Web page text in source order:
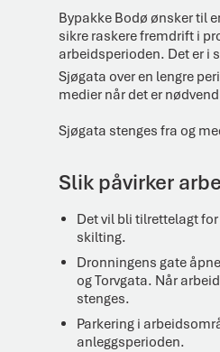
Bypakke Bodø ønsker til
sikre raskere fremdrift i
arbeidsperioden. Det er i
Sjøgata over en lengre
medier når det er
Sjøgata stenges fra og
Slik påvirker
Det vil bli tilrettelagt
skilting.
Dronningens gate
og Torvgata. Når
stenges.
Parkering i
anleggsperioden.